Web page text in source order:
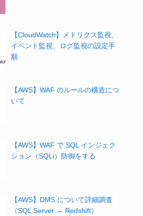
【CloudWatch】メトリクス監視、
イベント監視、ログ監視の設定手
順
【AWS】WAF のルールの構造につ
いて
【AWS】WAF で SQL インジェク
ション（SQLi）防御をする
【AWS】DMS について詳細調査
（SQL Server → Redshift）